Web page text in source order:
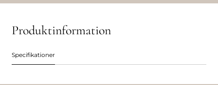
Produktinformation
Specifikationer